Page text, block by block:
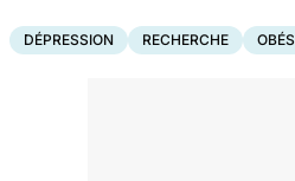
DÉPRESSION RECHERCHE